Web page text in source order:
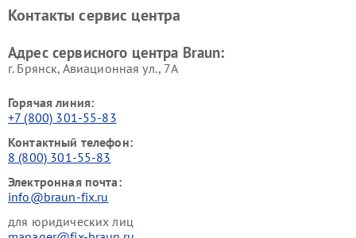
Контакты сервис центра
Адрес сервисного центра Braun:
г. Брянск, Авиационная ул., 7А
Горячая линия:
+7 (800) 301-55-83
Контактный телефон:
8 (800) 301-55-83
Электронная почта:
info@braun-fix.ru
для юридических лиц